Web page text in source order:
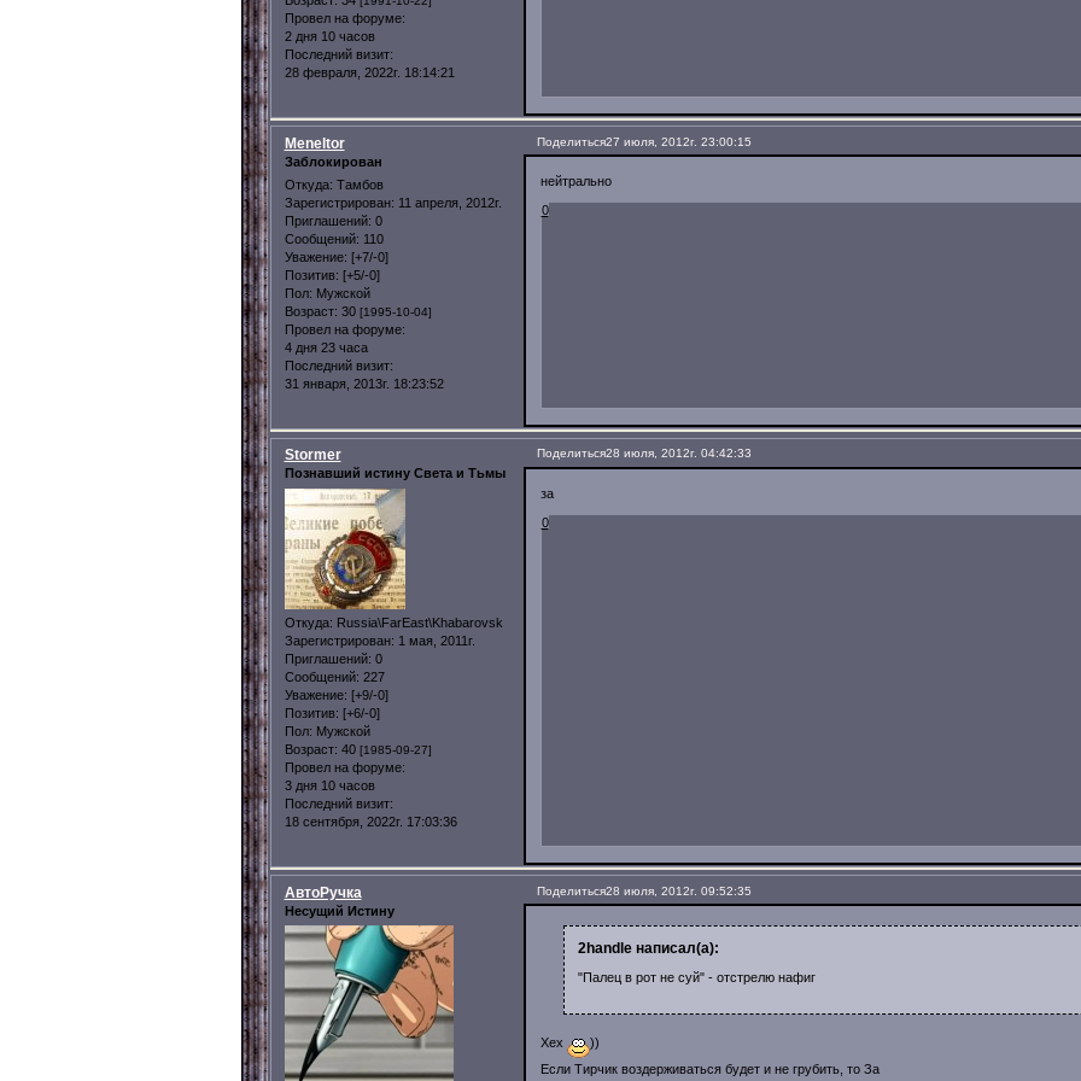
Провел на форуме:
2 дня 10 часов
Последний визит:
28 февраля, 2022г. 18:14:21
Поделиться27 июля, 2012г. 23:00:15
Meneltor
Заблокирован
Откуда: Тамбов
Зарегистрирован: 11 апреля, 2012г.
Приглашений: 0
Сообщений: 110
Уважение: [+7/-0]
Позитив: [+5/-0]
Пол: Мужской
Возраст: 30 [1995-10-04]
Провел на форуме:
4 дня 23 часа
Последний визит:
31 января, 2013г. 18:23:52
нейтрально
0
Поделиться28 июля, 2012г. 04:42:33
Stormer
Познавший истину Света и Тьмы
Откуда: Russia\FarEast\Khabarovsk
Зарегистрирован: 1 мая, 2011г.
Приглашений: 0
Сообщений: 227
Уважение: [+9/-0]
Позитив: [+6/-0]
Пол: Мужской
Возраст: 40 [1985-09-27]
Провел на форуме:
3 дня 10 часов
Последний визит:
18 сентября, 2022г. 17:03:36
за
0
Поделиться28 июля, 2012г. 09:52:35
АвтоРучка
Несущий Истину
2handle написал(а):
"Палец в рот не суй" - отстрелю нафиг
Хех
))
Если Тирчик воздерживаться будет и не грубить, то За